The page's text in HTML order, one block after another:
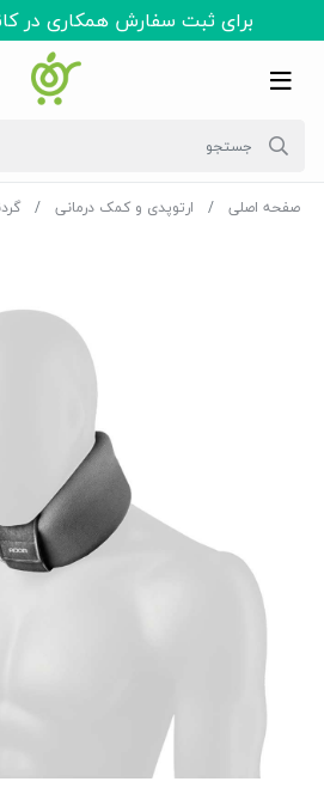
برای ثبت سفارش همکاری در
صفحه اصلی ارتوپدی و کمک درمانی